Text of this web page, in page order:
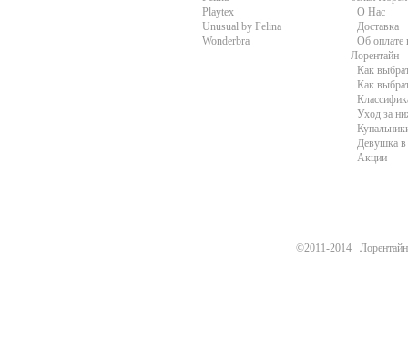
Playtex
Unusual by Felina
Wonderbra
О Нас
Доставка
Об оплате
Лорентайн
Как
Как
Уход за
Девушка в
Акции
©2011-2014